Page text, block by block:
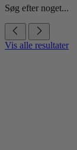
Søg efter noget...
Vis alle resultater